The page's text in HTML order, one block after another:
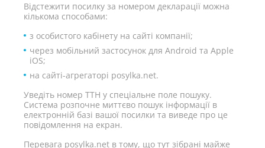
Відстежити посилку за номером декларації можна
кількома способами:
з особистого кабінету на сайті компанії;
через мобільний застосунок для Android та Apple
iOS;
на сайті-агрегаторі posylka.net.
Уведіть номер ТТН у спеціальне поле пошуку.
Система розпочне миттєво пошук інформації в
електронній базі вашої посилки та виведе про це
повідомлення на екран.
Перевага posylka.net в тому, що тут зібрані майже